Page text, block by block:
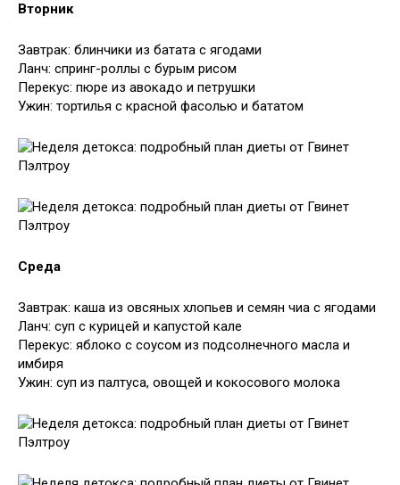
Вторник
Завтрак: блинчики из батата с ягодами
Ланч: спринг-роллы с бурым рисом
Перекус: пюре из авокадо и петрушки
Ужин: тортилья с красной фасолью и бататом
Среда
Завтрак: каша из овсяных хлопьев и семян чиа с ягодами
Ланч: суп с курицей и капустой кале
Перекус: яблоко с соусом из подсолнечного масла и
имбиря
Ужин: суп из палтуса, овощей и кокосового молока